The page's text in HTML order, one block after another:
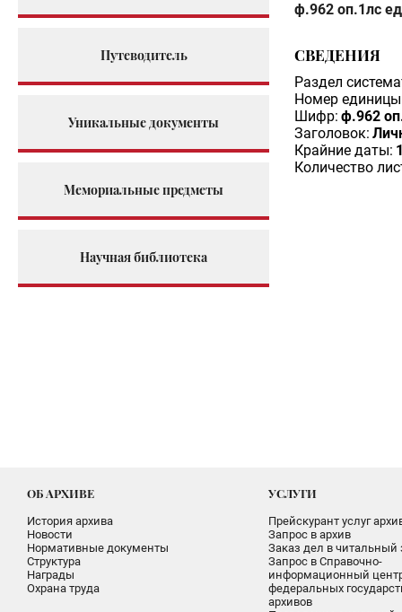
Путеводитель
Уникальные документы
Мемориальные предметы
Научная библиотека
ф.962 оп.1лс
СВЕДЕНИЯ
Раздел
Номер единицы
Шифр: ф.962
Заголовок:
Крайние даты:
Количество
ОБ АРХИВЕ
История архива
Новости
Нормативные документы
Структура
Награды
Охрана труда
УСЛУГИ
Прейскурант услуг
Запрос в архив
Заказ дел в читальный
Запрос в Справочно-
информационный
федеральных
архивов